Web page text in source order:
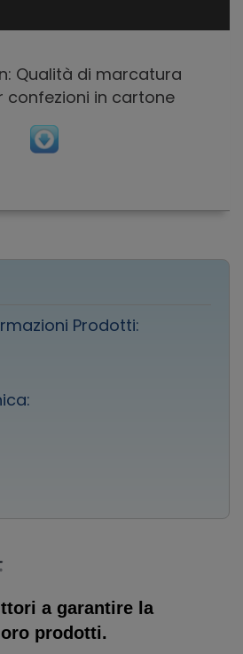
Qualità di marcatura
confezioni in cartone
Prodotti:
a garantire la
prodotti.